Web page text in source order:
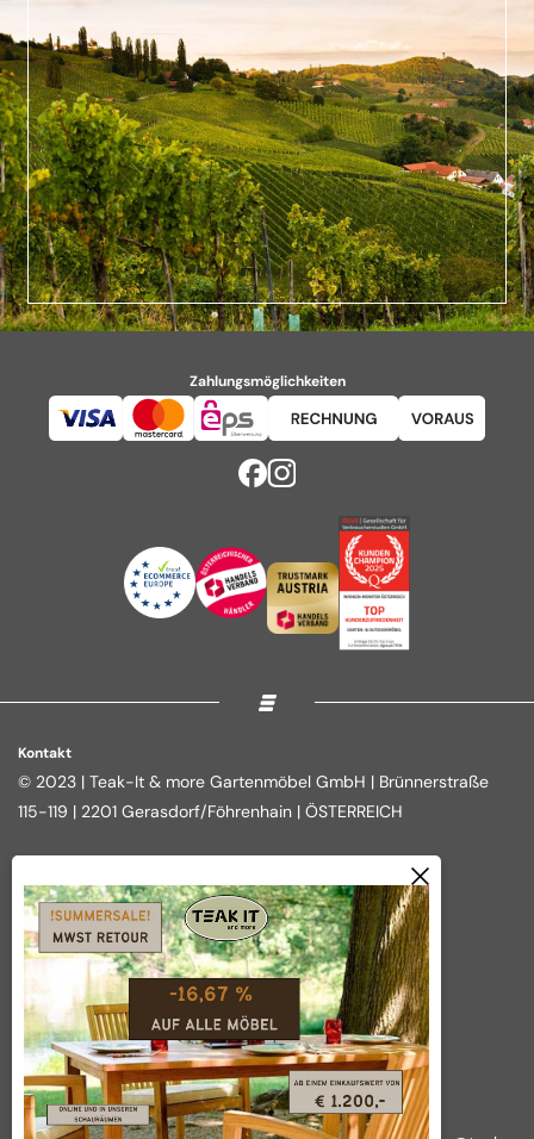
Zahlungsmöglichkeiten
Kontakt
© 2023 | Teak-It & more Gartenmöbel GmbH | Brünnerstraße
115-119 | 2201 Gerasdorf/Föhrenhain | ÖSTERREICH
Impressum
Datenschutz
AGB
Widerrufsbelehrung
Vertrag widerrufen
Loungegruppen
Essgruppen
Outdoor Kitchen
Tische
Über das Unternehmen
Wir nehmen Ihre Anliegen ernst!